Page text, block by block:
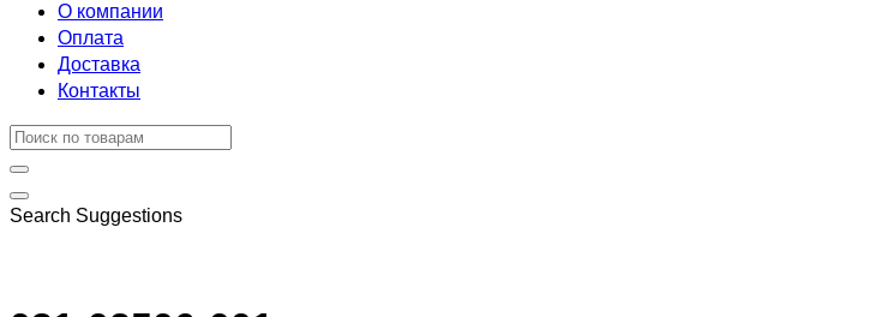
О компании
Оплата
Доставка
Контакты
Search Suggestions